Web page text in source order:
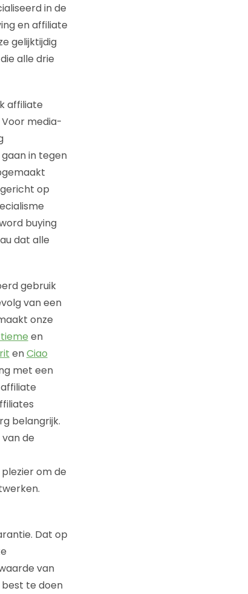
in de
en affiliate
gelijktijdig
alle drie
affiliate
media-
in tegen
op
buying
dat alle
gebruik
van een
onze
en
enCiao
met een
belangrijk.
de
om de
Dat op
van
te doen